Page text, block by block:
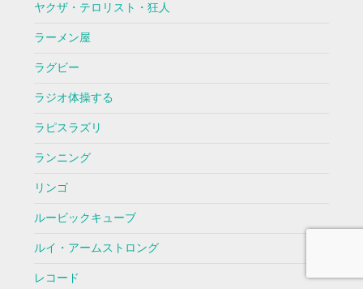
ヤクザ・テロリスト・狂人
ラーメン屋
ラグビー
ラジオ体操する
ラピスラズリ
ランニング
リンゴ
ルービックキューブ
ルイ・アームストロング
レコード